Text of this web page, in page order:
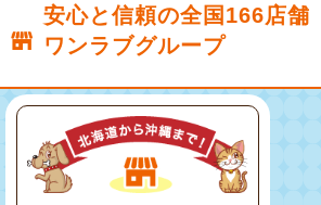
安心と信頼の全国166店舗
ワンラブグループ